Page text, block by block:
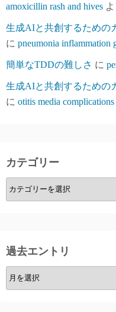
amoxicillin rash and hives よ
生成AIと共創するための
に pneumonia inflammation
簡単なTDDの難しさ に
生成AIと共創するための
に otitis media complications
カテゴリー
カ
テ
ー
過去エントリ
過
去